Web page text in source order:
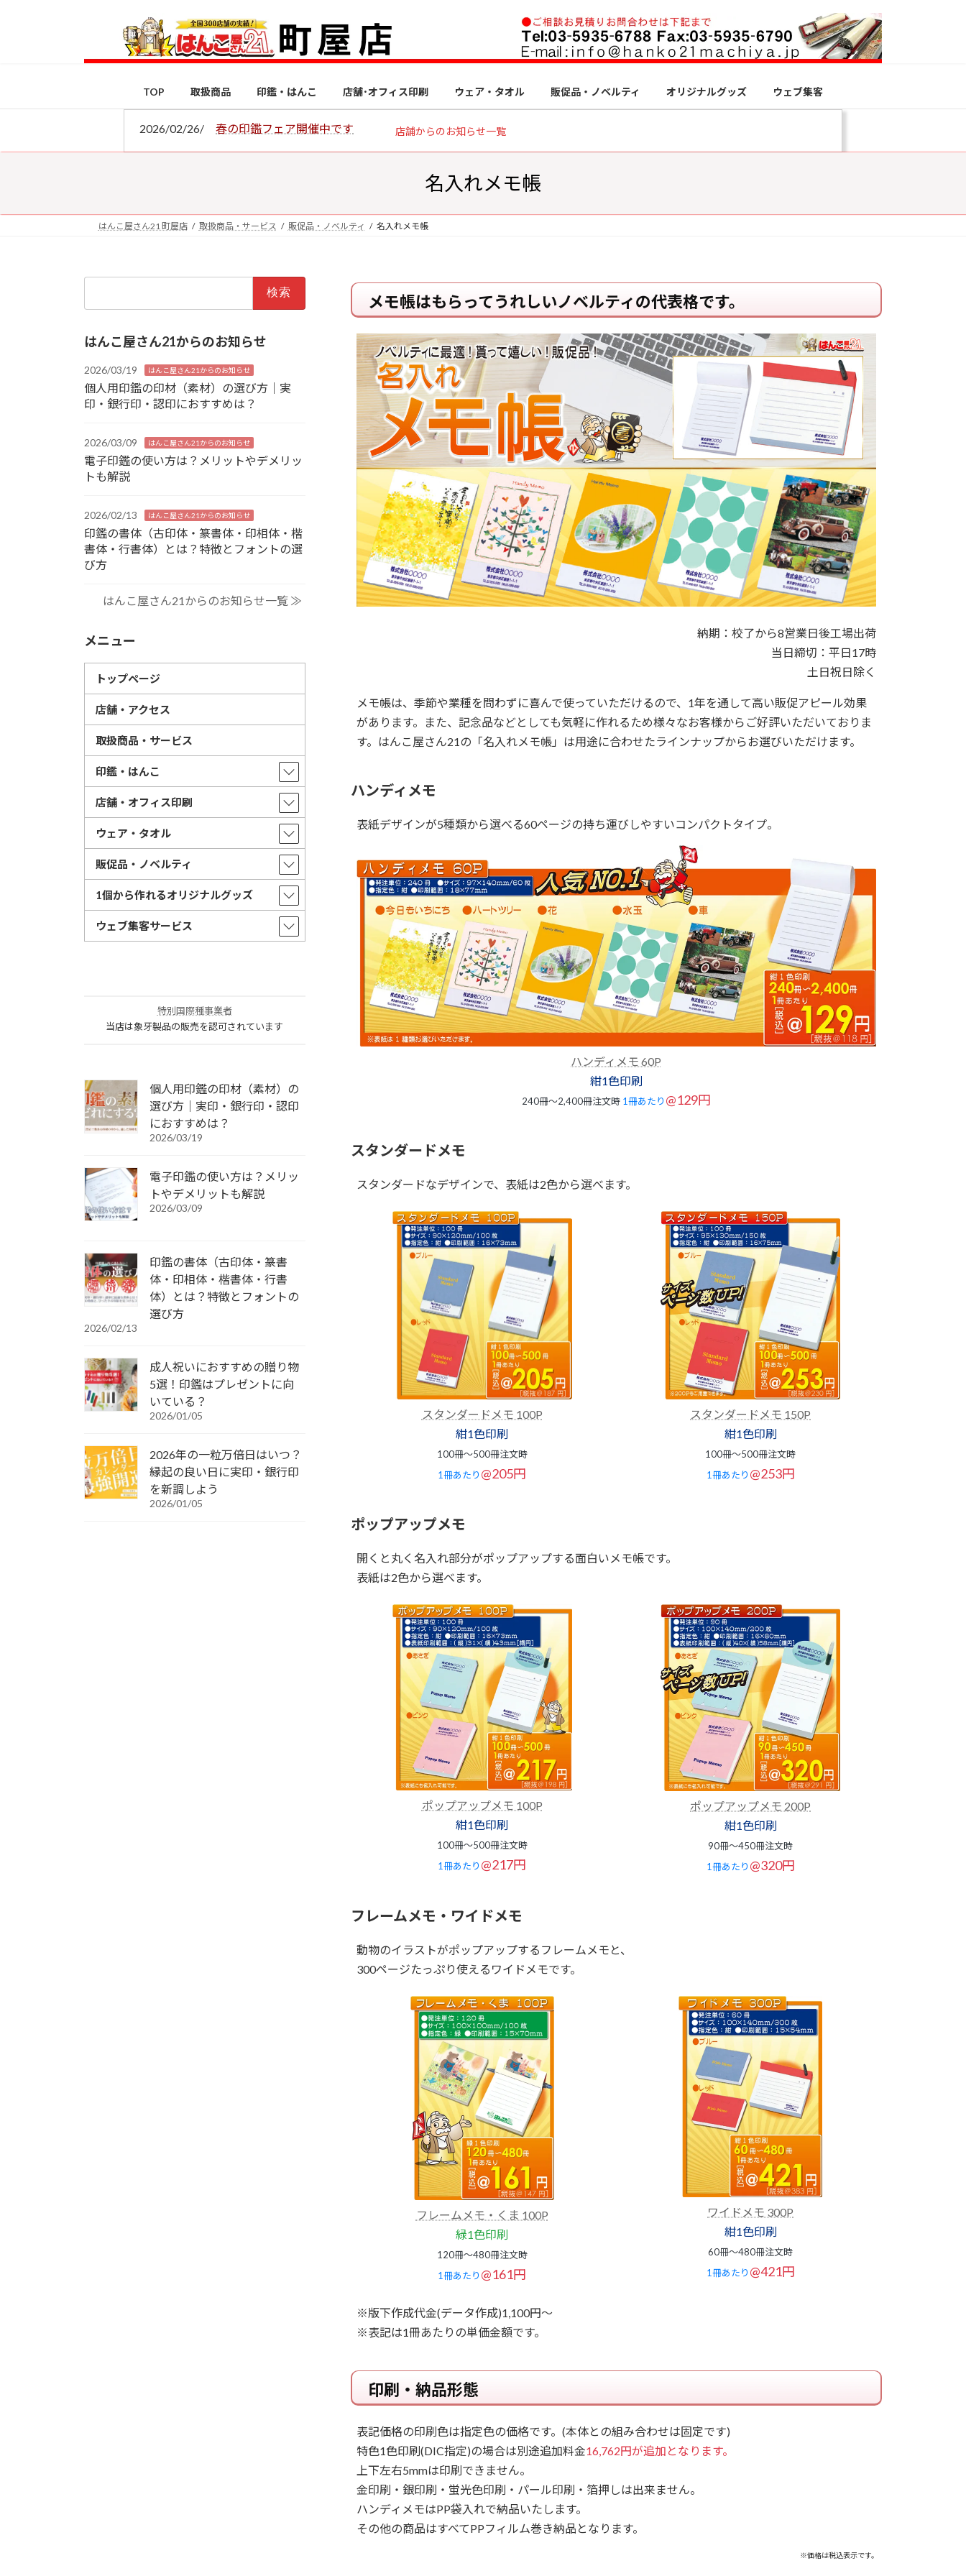
ス
ン
TOP 取扱商品 印鑑・はんこ 店舗･オフィス印刷 ウェア・タオル 販促品・ノベルティ オリジナルグッズ ウェブ集客
2026/02/26/ 春の印鑑フェア開催中です 店舗からのお知らせ一覧
名入れメモ帳
はんこ屋さん21 町屋店 取扱商品・サービス 販促品・ノベルティ 名入れメモ帳
メモ帳はもらってうれしいノベルティの代表格です。
納期：校了から8営業日後工場出荷
当日締切：平日17時
土日祝日除く
メモ帳は、季節や業種を問わずに喜んで使っていただけるので、1年を通して高い販促アピール効果
があります。また、記念品などとしても気軽に作れるため様々なお客様からご好評いただいておりま
す。はんこ屋さん21の「名入れメモ帳」は用途に合わせたラインナップからお選びいただけます。
ハンディメモ
表紙デザインが5種類から選べる60ページの持ち運びしやすいコンパクトタイプ。
ハンディメモ 60P
紺1色印刷
240冊～2,400冊注文時 1冊あたり @129円
スタンダードメモ
スタンダードなデザインで、表紙は2色から選べます。
スタンダードメモ 100P
紺1色印刷
100冊～500冊注文時
1冊あたり @205円
スタンダードメモ 150P
紺1色印刷
100冊～500冊注文時
1冊あたり @253円
ポップアップメモ
開くと丸く名入れ部分がポップアップする面白いメモ帳です。
表紙は2色から選べます。
ポップアップメモ 100P
紺1色印刷
100冊～500冊注文時
1冊あたり @217円
ポップアップメモ 200P
紺1色印刷
90冊～450冊注文時
1冊あたり @320円
フレームメモ・ワイドメモ
動物のイラストがポップアップするフレームメモと、
300ページたっぷり使えるワイドメモです。
フレームメモ・くま 100P
緑1色印刷
120冊～480冊注文時
1冊あたり @161円
ワイドメモ 300P
紺1色印刷
60冊～480冊注文時
1冊あたり @421円
※版下作成代金(データ作成)1,100円～
※表記は1冊あたりの単価金額です。
印刷・納品形態
表記価格の印刷色は指定色の価格です。(本体との組み合わせは固定です)
特色1色印刷(DIC指定)の場合は別途追加料金16,762円が追加となります。
上下左右5mmは印刷できません。
金印刷・銀印刷・蛍光色印刷・パール印刷・箔押しは出来ません。
ハンディメモはPP袋入れで納品いたします。
その他の商品はすべてPPフィルム巻き納品となります。
※価格は税込表示です。
はんこ屋さん21からのお知らせ
2026/03/19 はんこ屋さん21からのお知らせ
個人用印鑑の印材（素材）の選び方｜実
印・銀行印・認印におすすめは？
2026/03/09 はんこ屋さん21からのお知らせ
電子印鑑の使い方は？メリットやデメリッ
トも解説
2026/02/13 はんこ屋さん21からのお知らせ
印鑑の書体（古印体・篆書体・印相体・楷
書体・行書体）とは？特徴とフォントの選
び方
はんこ屋さん21からのお知らせ一覧 ≫
メニュー
トップページ
店舗・アクセス
取扱商品・サービス
印鑑・はんこ
店舗・オフィス印刷
ウェア・タオル
販促品・ノベルティ
1個から作れるオリジナルグッズ
ウェブ集客サービス
特別国際種事業者
当店は象牙製品の販売を認可されています
個人用印鑑の印材（素材）の
選び方｜実印・銀行印・認印
におすすめは？
2026/03/19
電子印鑑の使い方は？メリッ
トやデメリットも解説
2026/03/09
印鑑の書体（古印体・篆書
体・印相体・楷書体・行書
体）とは？特徴とフォントの
選び方
2026/02/13
成人祝いにおすすめの贈り物
5選！印鑑はプレゼントに向
いている？
2026/01/05
2026年の一粒万倍日はいつ？
縁起の良い日に実印・銀行印
を新調しよう
2026/01/05